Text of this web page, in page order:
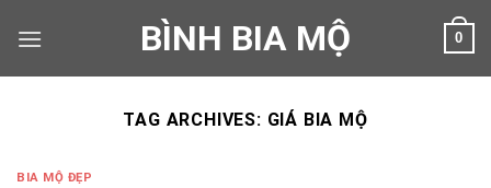
BÌNH BIA MỘ 0
TAG ARCHIVES: GIÁ BIA MỘ
BIA MỘ ĐẸP